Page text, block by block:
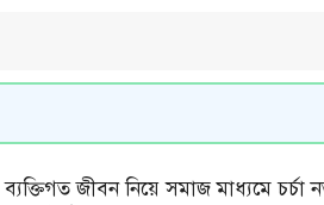
ব্যক্তিগত জীবন নিয়ে সমাজ মাধ্যমে